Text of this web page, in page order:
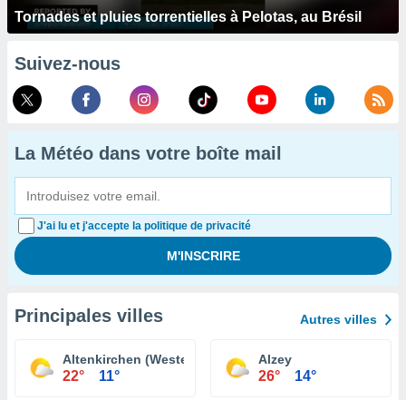
Tornades et pluies torrentielles à Pelotas, au Brésil
Suivez-nous
La Météo dans votre boîte mail
J'ai lu et j'accepte la politique de privacité
Principales villes Autres villes
Altenkirchen (Westerwald)
22° 11°
Alzey
26° 14°